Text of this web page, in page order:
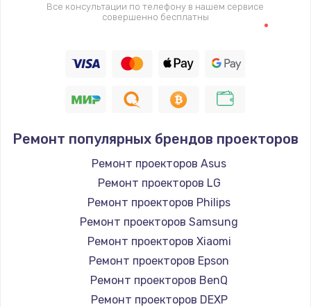
Все консультации по телефону в нашем сервисе
совершенно бесплатны
Ремонт популярных брендов проекторов
Ремонт проекторов Asus
Ремонт проекторов LG
Ремонт проекторов Philips
Ремонт проекторов Samsung
Ремонт проекторов Xiaomi
Ремонт проекторов Epson
Ремонт проекторов BenQ
Ремонт проекторов DEXP